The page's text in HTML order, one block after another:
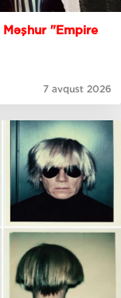
Məşhur "Empire
7 avqust 2026